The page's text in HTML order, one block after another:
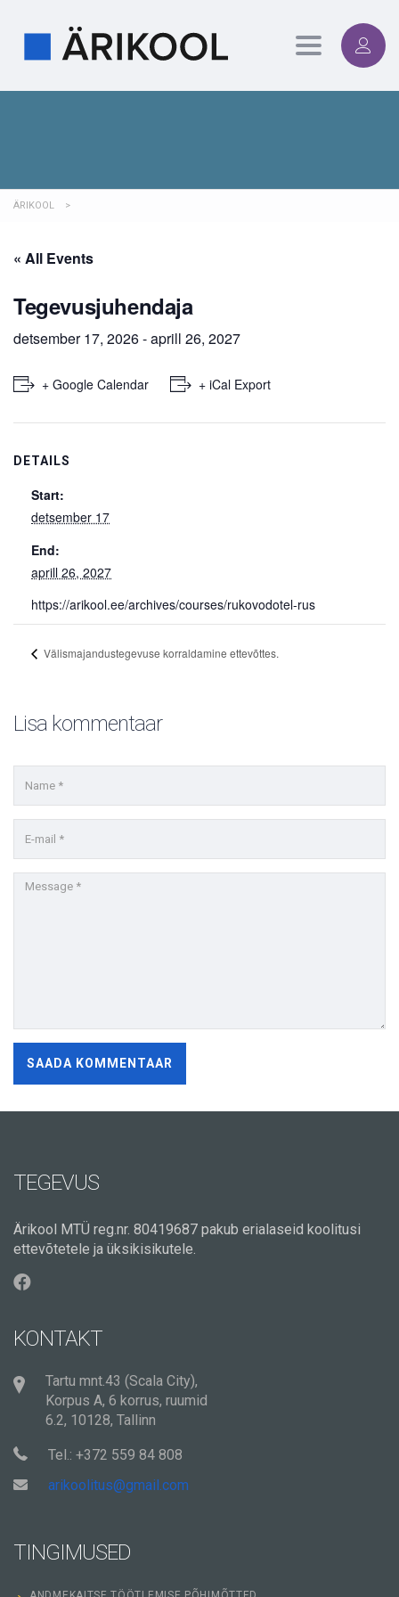
Toggle
ÄRIKOOL >
« All Events
Tegevusjuhendaja
detsember 17, 2026-aprill 26, 2027
+ Google Calendar + iCal Export
DETAILS
Start:
detsember 17
End:
aprill 26, 2027
https://arikool.ee/archives/courses/rukovodotel-rus
Välismajandustegevuse korraldamine ettevõttes.
Lisa kommentaar
TEGEVUS
Ärikool MTÜ reg.nr. 80419687 pakub erialaseid koolitusi
ettevõtetele ja üksikisikutele.
KONTAKT
Tartu mnt.43 (Scala City),
Korpus A, 6 korrus, ruumid
6.2, 10128, Tallinn
Tel.: +372 559 84 808
arikoolitus@gmail.com
TINGIMUSED